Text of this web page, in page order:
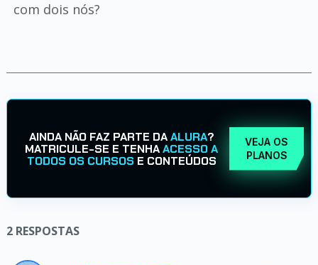
com dois nós?
AINDA NÃO FAZ PARTE DAALURA?
MATRICULE-SE E TENHAACESSO A
TODOS OS CURSOS E CONTEÚDOS
VEJA OS
PLANOS
2 RESPOSTAS